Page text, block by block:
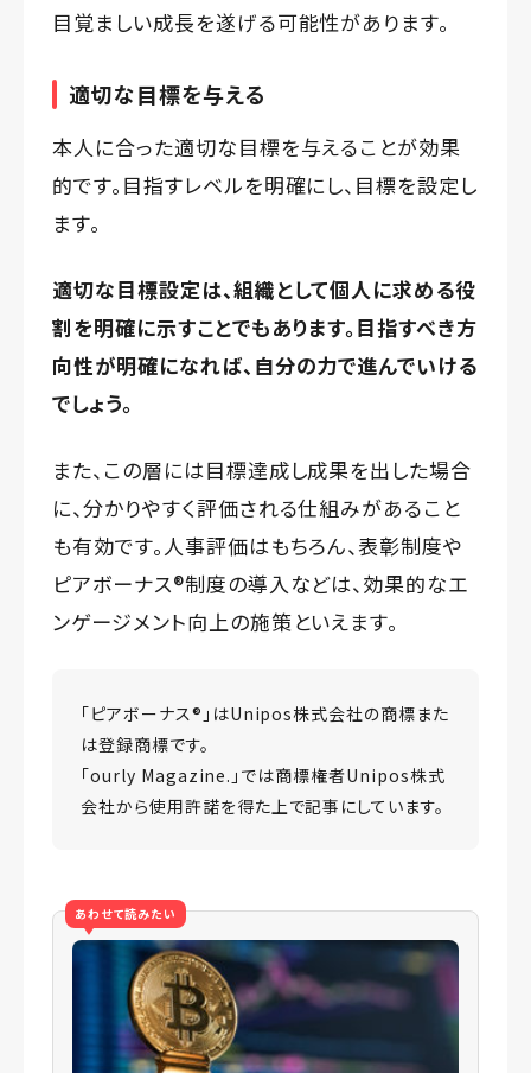
目覚ましい成長を遂げる可能性があります。
適切な目標を与える
本人に合った適切な目標を与えることが効果
的です。目指すレベルを明確にし、目標を設定し
ます。
適切な目標設定は、組織として個人に求める役
割を明確に示すことでもあります。目指すべき方
向性が明確になれば、自分の力で進んでいける
でしょう。
また、この層には目標達成し成果を出した場合
に、分かりやすく評価される仕組みがあること
も有効です。人事評価はもちろん、表彰制度や
ピアボーナス®️制度の導入などは、効果的なエ
ンゲージメント向上の施策といえます。
「ピアボーナス®️」はUnipos株式会社の商標また
は登録商標です。
「ourly Magazine.」では商標権者Unipos株式
会社から使用許諾を得た上で記事にしています。
あわせて読みたい